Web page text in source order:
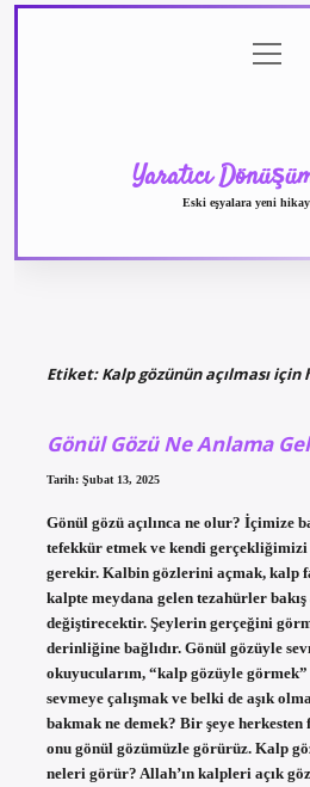
menüyü
aç
Yaratıcı
Eski eşyalara yeni
Etiket:Kalp gözünün açılması
Gönül Gözü Ne Anlama
Tarih: Şubat 13, 2025
Gönül gözü açılınca ne olur? İçimize
tefekkür etmek ve kendi
gerekir. Kalbin gözlerini açmak, kalp
kalpte meydana gelen tezahürler bakış
değiştirecektir. Şeylerin gerçeğini
derinliğine bağlıdır. Gönül gözüyle
okuyucularım, “kalp gözüyle
sevmeye çalışmak ve belki de aşık
bakmak ne demek? Bir şeye
onu gönül gözümüzle görürüz. Kalp
neleri görür? Allah’ın kalpleri açık